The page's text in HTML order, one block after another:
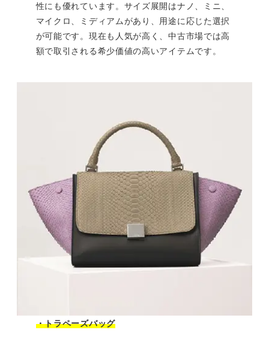
性にも優れています。サイズ展開はナノ、ミニ、
マイクロ、ミディアムがあり、用途に応じた選択
が可能です。現在も人気が高く、中古市場では高
額で取引される希少価値の高いアイテムです。
・トラペーズバッグ